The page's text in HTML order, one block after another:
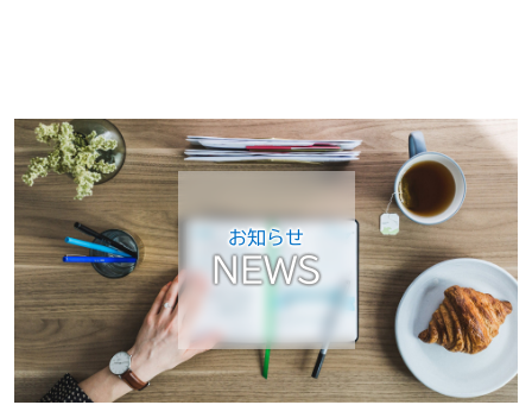
お知らせ
NEWS